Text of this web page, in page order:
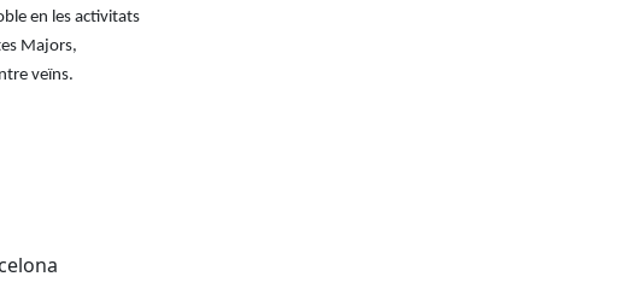
en les activitats
Majors,
veïns.